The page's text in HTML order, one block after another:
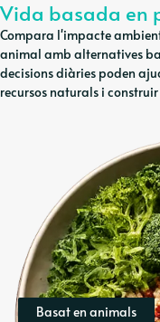
Vida basada en
Compara l'impacte
animal amb alternatives
decisions diàries poden
recursos naturals i
Basat en animals